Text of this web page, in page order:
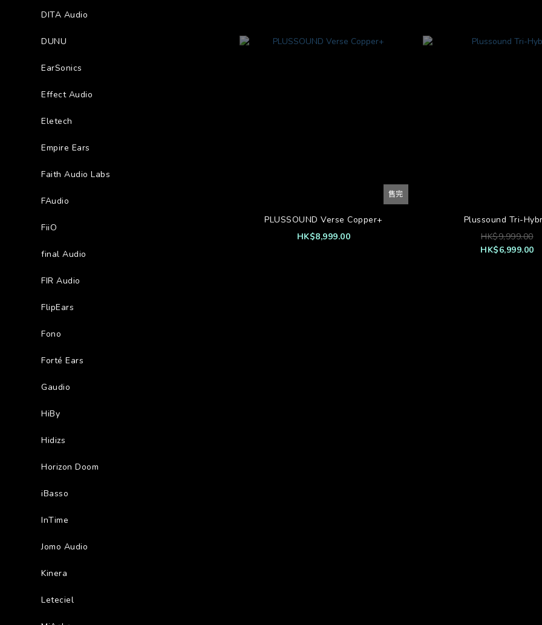
DITA Audio
DUNU
EarSonics
Effect Audio
Eletech
Empire Ears
Faith Audio Labs
FAudio
FiiO
final Audio
FIR Audio
FlipEars
Fono
Forté Ears
Gaudio
HiBy
Hidizs
Horizon Doom
iBasso
InTime
Jomo Audio
Kinera
Leteciel
售完
PLUSSOUND Verse Copper+
HK$8,999.00
Plussound Tri-
HK$9,999.00
HK$6,999.00